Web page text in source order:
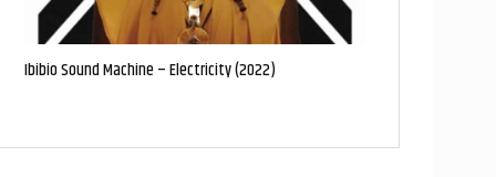
Ibibio Sound Machine – Electricity (2022)